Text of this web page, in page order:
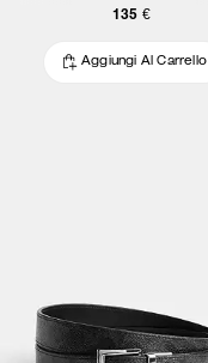
135 €
Aggiungi Al Carrello